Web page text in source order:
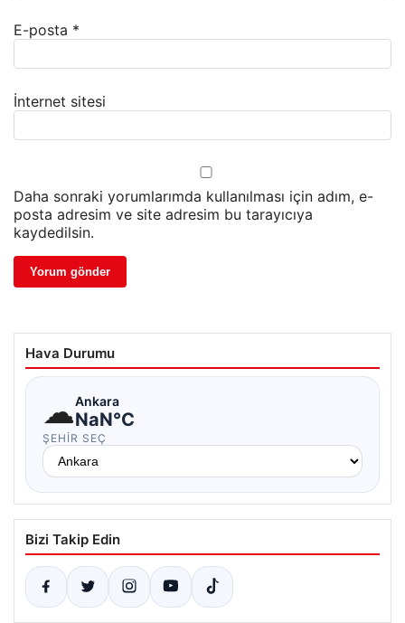
E-posta *
İnternet sitesi
Daha sonraki yorumlarımda kullanılması için adım, e-
posta adresim ve site adresim bu tarayıcıya
kaydedilsin.
Hava Durumu
☁Ankara
NaN°C
ŞEHIR SEÇ
Bizi Takip Edin